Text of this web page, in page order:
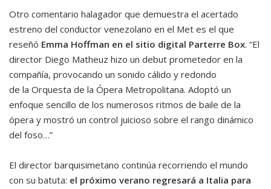
Otro comentario halagador que demuestra el acertado
estreno del conductor venezolano en el Met es el que
reseñó Emma Hoffman en el sitio digital Parterre Box. “El
director Diego Matheuz hizo un debut prometedor en la
compañía, provocando un sonido cálido y redondo
de la Orquesta de la Ópera Metropolitana. Adoptó un
enfoque sencillo de los numerosos ritmos de baile de la
ópera y mostró un control juicioso sobre el rango dinámico
del foso…”
El director barquisimetano continúa recorriendo el mundo
con su batuta: el próximo verano regresará a Italia para